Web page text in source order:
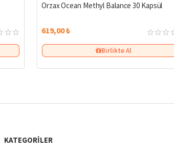
Orzax Ocean Methyl Balance 30 Kapsül
619,00 ₺
Birlikte Al
KATEGORILER